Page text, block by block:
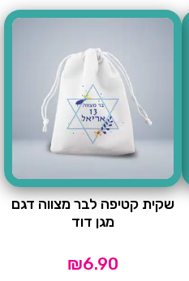
שקית קטיפה לבר מצווה דגם
מגן דוד
₪6.90